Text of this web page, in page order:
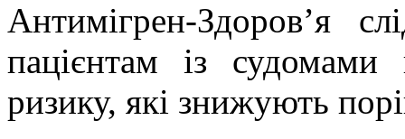
Антимігрен-Здоров’я
пацієнтам із
ризику, які знижують